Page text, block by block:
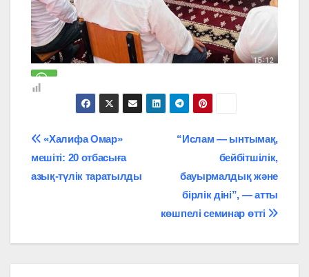
Навигация
по
“Ислам — ынтымақ,
бейбітшілік,
бауырмалдық және
бірлік діні”, — атты
көшпелі семинар өтті
«Халифа Омар»
мешіті: 20 отбасыға
азық-түлік таратылды